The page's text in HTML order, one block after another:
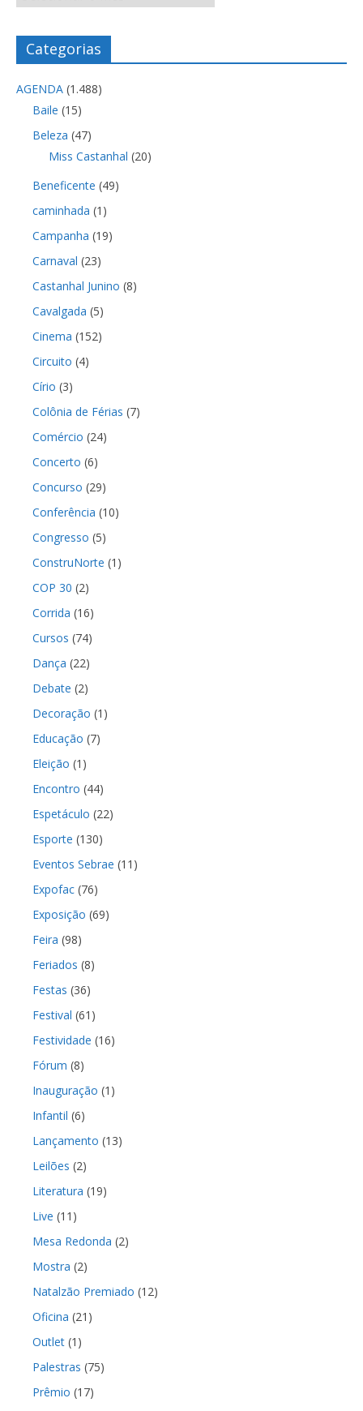
Categorias
AGENDA(1.488)
Baile (15)
Beleza (47)
Miss Castanhal (20)
Beneficente (49)
caminhada (1)
Campanha (19)
Carnaval (23)
Castanhal Junino (8)
Cavalgada (5)
Cinema (152)
Circuito (4)
Círio (3)
Colônia de Férias (7)
Comércio (24)
Concerto (6)
Concurso (29)
Conferência (10)
Congresso (5)
ConstruNorte (1)
COP 30 (2)
Corrida (16)
Cursos (74)
Dança (22)
Debate (2)
Decoração (1)
Educação (7)
Eleição (1)
Encontro (44)
Espetáculo (22)
Esporte (130)
Eventos Sebrae (11)
Expofac(76)
Exposição (69)
Feira (98)
Feriados (8)
Festas (36)
Festival (61)
Festividade (16)
Fórum (8)
Inauguração (1)
Infantil (6)
Lançamento (13)
Leilões (2)
Literatura (19)
Live (11)
Mesa Redonda (2)
Mostra (2)
Natalzão Premiado (12)
Oficina (21)
Outlet(1)
Palestras (75)
Prêmio (17)